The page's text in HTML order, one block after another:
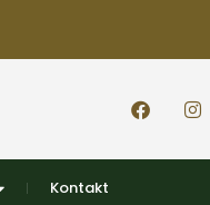
Kontakt